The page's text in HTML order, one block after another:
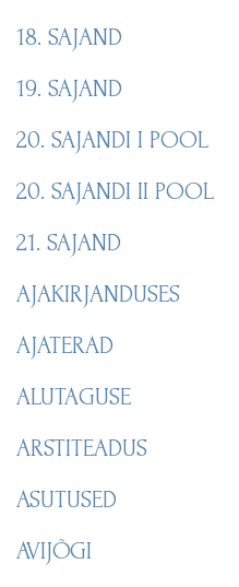
18. SAJAND
19. SAJAND
20. SAJANDI I POOL
20. SAJANDI II POOL
21. SAJAND
AJAKIRJANDUSES
AJATERAD
ALUTAGUSE
ARSTITEADUS
ASUTUSED
AVIJÕGI